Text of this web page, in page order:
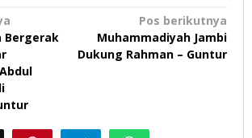
Bergerak
Pos berikutnya
Muhammadiyah Jambi
Dukung Rahman – Guntur